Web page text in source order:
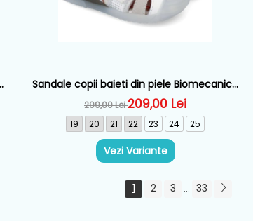
Sandale copii baieti din piele Biomecanics,
Alb - 262124-B050
299,00 Lei209,00 Lei
19 20 21 22 23 24 25
Vezi Variante
1 2 3 ... 33